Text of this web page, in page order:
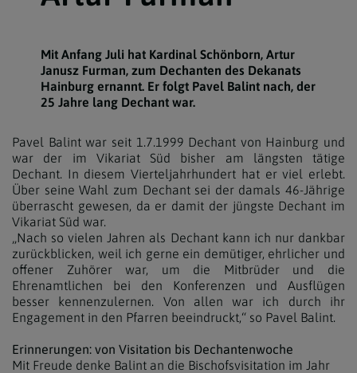
Mit Anfang Juli hat Kardinal Schönborn, Artur
Janusz Furman, zum Dechanten des Dekanats
Hainburg ernannt. Er folgt Pavel Balint nach, der
25 Jahre lang Dechant war.
Pavel Balint war seit 1.7.1999 Dechant von Hainburg und
war der im Vikariat Süd bisher am längsten tätige
Dechant. In diesem Vierteljahrhundert hat er viel erlebt.
Über seine Wahl zum Dechant sei der damals 46-Jährige
überrascht gewesen, da er damit der jüngste Dechant im
Vikariat Süd war.
„Nach so vielen Jahren als Dechant kann ich nur dankbar
zurückblicken, weil ich gerne ein demütiger, ehrlicher und
offener Zuhörer war, um die Mitbrüder und die
Ehrenamtlichen bei den Konferenzen und Ausflügen
besser kennenzulernen. Von allen war ich durch ihr
Engagement in den Pfarren beeindruckt,“ so Pavel Balint.
Erinnerungen: von Visitation bis Dechantenwoche
Mit Freude denke Balint an die Bischofsvisitation im Jahr